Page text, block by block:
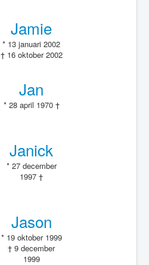
Jamie
* 13 januari 2002
† 16 oktober 2002
Jan
* 28 april 1970 †
Janick
* 27 december
1997 †
Jason
* 19 oktober 1999
† 9 december
1999